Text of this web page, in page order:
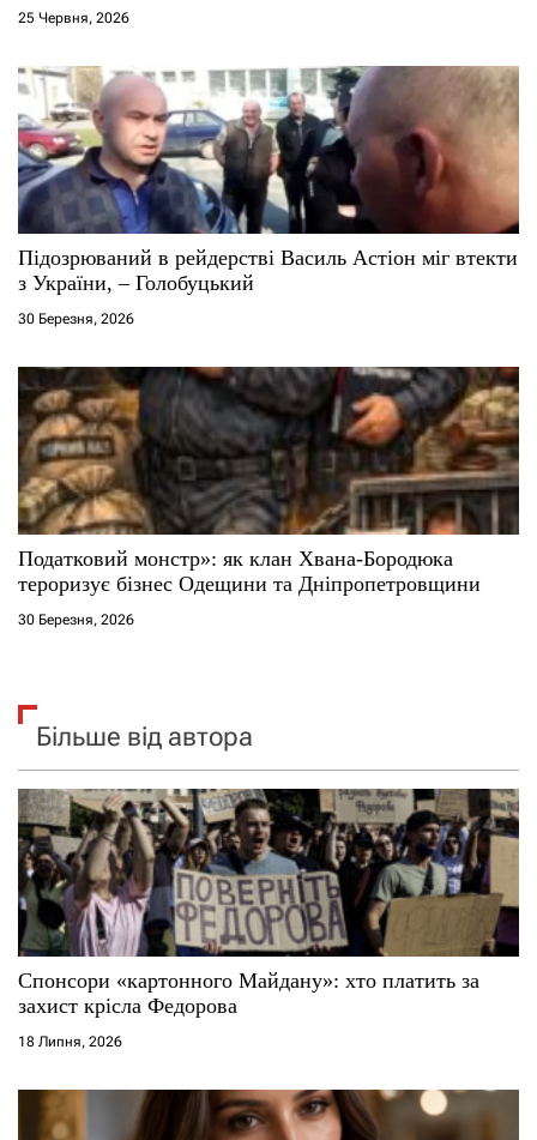
Віталій Сердюк
25 Червня, 2026
Підозрюваний в рейдерстві Василь Астіон міг втекти
з України, – Голобуцький
30 Березня, 2026
Податковий монстр»: як клан Хвана-Бородюка
тероризує бізнес Одещини та Дніпропетровщини
30 Березня, 2026
Більше від автора
Спонсори «картонного Майдану»: хто платить за
захист крісла Федорова
18 Липня, 2026